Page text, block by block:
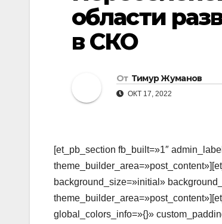
области
в СКО
От Тимур Жуманов
ОКТ 17, 2022
[et_pb_section fb_built=»1″
background_size=»initial»
global_colors_info=»{}»